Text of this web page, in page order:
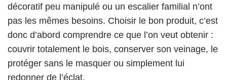
décoratif peu manipulé ou un escalier familial n’ont
pas les mêmes besoins. Choisir le bon produit, c’est
donc d’abord comprendre ce que l’on veut obtenir :
couvrir totalement le bois, conserver son veinage, le
protéger sans le masquer ou simplement lui
redonner de l’éclat.